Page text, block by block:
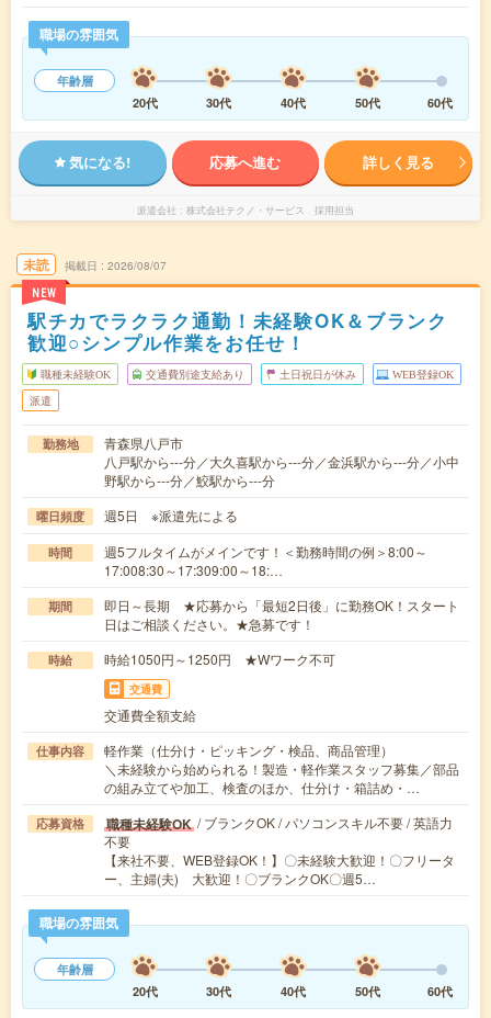
職場の雰囲気
年齢層
20代
30代 40代 50代 60代
気になる! 応募へ進む 詳しく見る
派遣会社 株式会社テクノ・サービス 採用担当
未読
NEW
掲載日 2026/08/07
駅チカでラクラク通勤！未経験OK＆ブランク
歓迎○シンプル作業をお任せ！
職種未経験OK 交通費別途支給あり 土日祝日が休み WEB登録OK
派遣
勤務地
青森県八戸市
八戸駅から---分／大久喜駅から---分／金浜駅から---分／小中
野駅から---分／鮫駅から---分
曜日頻度 週5日 ※派遣先による
時間
週5フルタイムがメインです！＜勤務時間の例＞8:00～
17:008:30～17:309:00～18:…
期間
即日～長期 ★応募から「最短2日後」に勤務OK！スタート
日はご相談ください。★急募です！
時給 時給1050円～1250円 ★Wワーク不可
交通費
交通費全額支給
仕事内容
軽作業（仕分け・ピッキング・検品、商品管理）
＼未経験から始められる！製造・軽作業スタッフ募集／部品
の組み立てや加工、検査のほか、仕分け・箱詰め・…
応募資格 職種未経験OK / ブランクOK / パソコンスキル不要 / 英語力
不要
【来社不要、WEB登録OK！】〇未経験大歓迎！〇フリータ
ー、主婦(夫) 大歓迎！〇ブランクOK〇週5…
職場の雰囲気
年齢層
20代
30代 40代 50代 60代